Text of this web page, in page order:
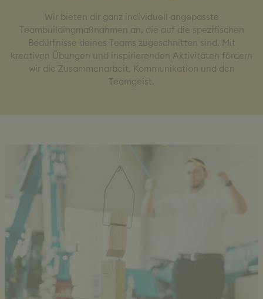
Wir bieten dir ganz individuell angepasste
Teambuildingmaßnahmen an, die auf die spezifischen
Bedürfnisse deines Teams zugeschnitten sind. Mit
kreativen Übungen und inspirierenden Aktivitäten fördern
wir die Zusammenarbeit, Kommunikation und den
Teamgeist.